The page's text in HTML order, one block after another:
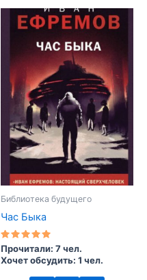
имеет
несколько
вариаций.
Опции
можно
выбрать
странице
товара.
Библиотека будущего
Час Быка
Оценка
5.00
из 5
Прочитали: 7 чел.
Хочет обсудить: 1 чел.